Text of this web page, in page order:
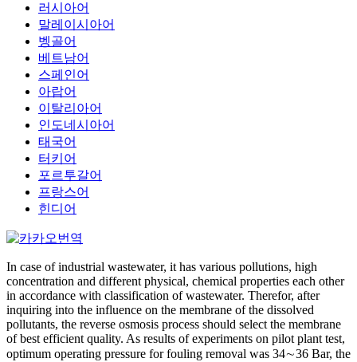
러시아어
말레이시아어
벵골어
베트남어
스페인어
아랍어
이탈리아어
인도네시아어
태국어
터키어
포르투갈어
프랑스어
힌디어
In case of industrial wastewater, it has various pollutions, high
concentration and different physical, chemical properties each other
in accordance with classification of wastewater. Therefor, after
inquiring into the influence on the membrane of the dissolved
pollutants, the reverse osmosis process should select the membrane
of best efficient quality. As results of experiments on pilot plant test,
optimum operating pressure for fouling removal was 34∼36 Bar, the